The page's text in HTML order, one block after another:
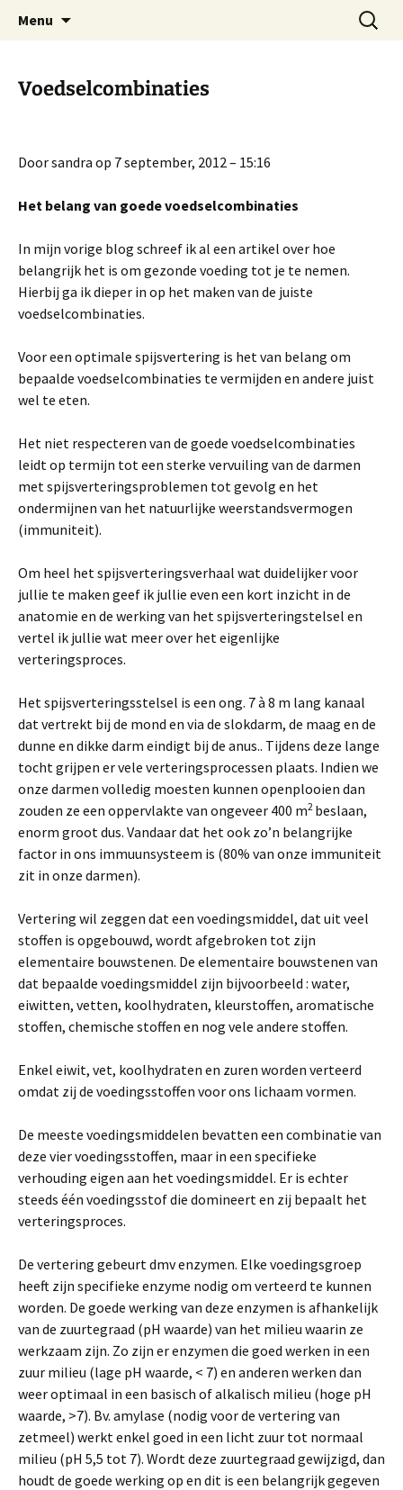
Adosa
Praktijk voor natuurgeneeskunde
Menu
Zoeken
naar:
Voedselcombinaties
Door sandra op 7 september, 2012 – 15:16
Het belang van goede voedselcombinaties
In mijn vorige blog schreef ik al een artikel over hoe
belangrijk het is om gezonde voeding tot je te nemen.
Hierbij ga ik dieper in op het maken van de juiste
voedselcombinaties.
Voor een optimale spijsvertering is het van belang om
bepaalde voedselcombinaties te vermijden en andere juist
wel te eten.
Het niet respecteren van de goede voedselcombinaties
leidt op termijn tot een sterke vervuiling van de darmen
met spijsverteringsproblemen tot gevolg en het
ondermijnen van het natuurlijke weerstandsvermogen
(immuniteit).
Om heel het spijsverteringsverhaal wat duidelijker voor
jullie te maken geef ik jullie even een kort inzicht in de
anatomie en de werking van het spijsverteringstelsel en
vertel ik jullie wat meer over het eigenlijke
verteringsproces.
Het spijsverteringsstelsel is een ong. 7 à 8 m lang kanaal
dat vertrekt bij de mond en via de slokdarm, de maag en de
dunne en dikke darm eindigt bij de anus.. Tijdens deze lange
tocht grijpen er vele verteringsprocessen plaats. Indien we
onze darmen volledig moesten kunnen openplooien dan
zouden ze een oppervlakte van ongeveer 400 m2 beslaan,
enorm groot dus. Vandaar dat het ook zo’n belangrijke
factor in ons immuunsysteem is (80% van onze immuniteit
zit in onze darmen).
Vertering wil zeggen dat een voedingsmiddel, dat uit veel
stoffen is opgebouwd, wordt afgebroken tot zijn
elementaire bouwstenen. De elementaire bouwstenen van
dat bepaalde voedingsmiddel zijn bijvoorbeeld : water,
eiwitten, vetten, koolhydraten, kleurstoffen, aromatische
stoffen, chemische stoffen en nog vele andere stoffen.
Enkel eiwit, vet, koolhydraten en zuren worden verteerd
omdat zij de voedingsstoffen voor ons lichaam vormen.
De meeste voedingsmiddelen bevatten een combinatie van
deze vier voedingsstoffen, maar in een specifieke
verhouding eigen aan het voedingsmiddel. Er is echter
steeds één voedingsstof die domineert en zij bepaalt het
verteringsproces.
De vertering gebeurt dmv enzymen. Elke voedingsgroep
heeft zijn specifieke enzyme nodig om verteerd te kunnen
worden. De goede werking van deze enzymen is afhankelijk
van de zuurtegraad (pH waarde) van het milieu waarin ze
werkzaam zijn. Zo zijn er enzymen die goed werken in een
zuur milieu (lage pH waarde, < 7) en anderen werken dan
weer optimaal in een basisch of alkalisch milieu (hoge pH
waarde, >7). Bv. amylase (nodig voor de vertering van
zetmeel) werkt enkel goed in een licht zuur tot normaal
milieu (pH 5,5 tot 7). Wordt deze zuurtegraad gewijzigd, dan
houdt de goede werking op en dit is een belangrijk gegeven